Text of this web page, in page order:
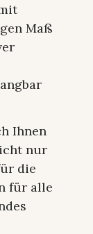
Maß
Ihnen
nur
die
für alle